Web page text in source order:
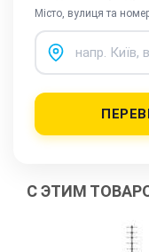
Місто, вулиця та
С ЭТИМ